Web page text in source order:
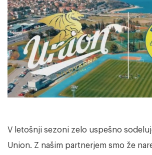
V letošnji sezoni zelo uspešno
Union. Z našim partnerjem smo že